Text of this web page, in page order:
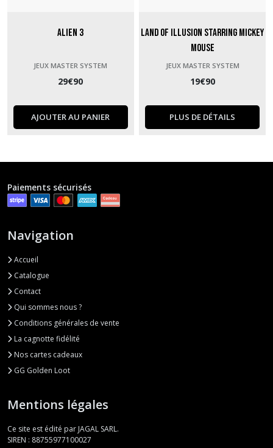
Alien 3
JEUX MASTER SYSTEM
29€90
AJOUTER AU PANIER
Land of Illusion starring Mickey
Mouse
JEUX MASTER SYSTEM
19€90
PLUS DE DÉTAILS
Paiements sécurisés
Navigation
Accueil
Catalogue
Contact
Qui sommes nous ?
Conditions générales de vente
La cagnotte fidélité
Nos cartes cadeaux
GG Golden Loot
Mentions légales
Ce site est édité par JAGAL SARL.
SIREN : 88755977100027